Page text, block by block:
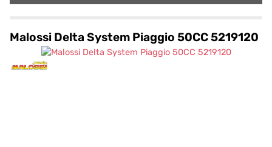
Malossi Delta System Piaggio 50CC 5219120